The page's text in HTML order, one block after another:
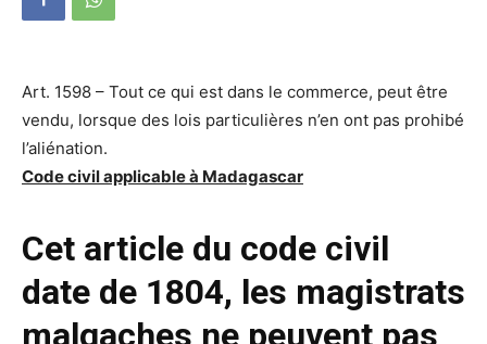
Art. 1598 – Tout ce qui est dans le commerce, peut être
vendu, lorsque des lois particulières n’en ont pas prohibé
l’aliénation.
Code civil applicable à Madagascar
Cet article du code civil
date de 1804, les magistrats
malgaches ne peuvent pas